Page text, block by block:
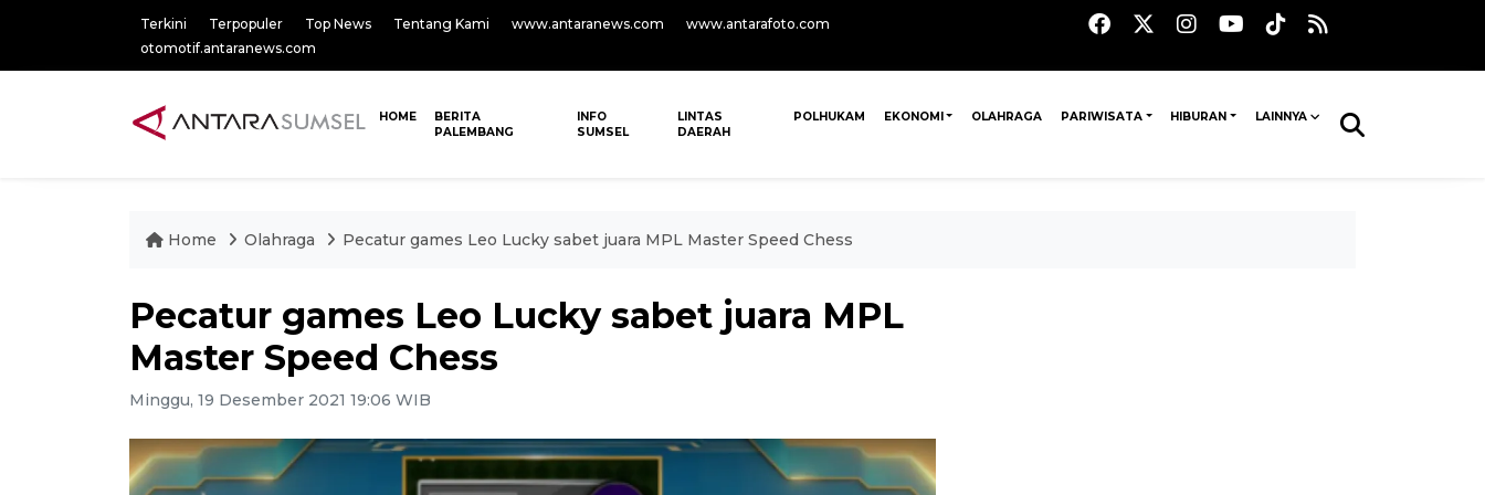
Terkini Terpopuler Top News Tentang Kami www.antaranews.com
www.antarafoto.com
otomotif.antaranews.com
HOME
BERITA
PALEMBANG
INFO
SUMSEL
LINTAS
DAERAH
POLHUKAM EKONOMI OLAHRAGA PARIWISATA HIBURAN LAINNYA
Home Olahraga Pecatur games Leo Lucky sabet juara MPL Master Speed Chess
Pecatur games Leo Lucky sabet juara MPL
Master Speed Chess
Minggu, 19 Desember 2021 19:06 WIB